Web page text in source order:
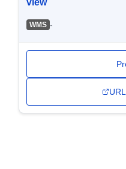
view
WMS -